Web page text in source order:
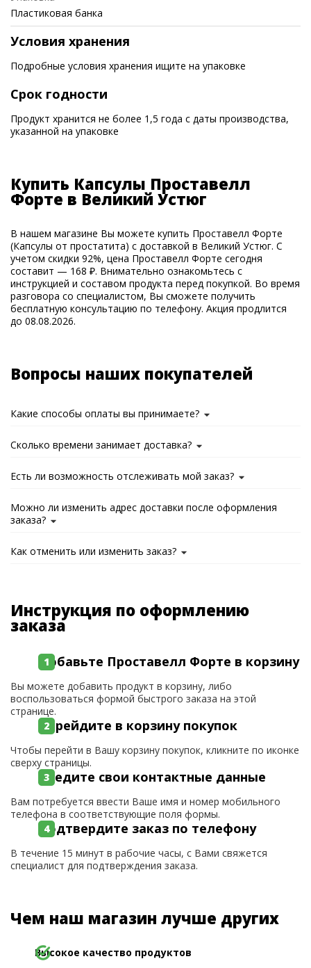
Пластиковая банка
Условия хранения
Подробные условия хранения ищите на упаковке
Срок годности
Продукт хранится не более 1,5 года с даты производства,
указанной на упаковке
Купить Капсулы Проставелл
Форте в Великий Устюг
В нашем магазине Вы можете купить Проставелл Форте
(Капсулы от простатита) с доставкой в Великий Устюг. С
учетом скидки 92%, цена Проставелл Форте сегодня
составит — 168 ₽. Внимательно ознакомьтесь с
инструкцией и составом продукта перед покупкой. Во время
разговора со специалистом, Вы сможете получить
бесплатную консультацию по телефону. Акция продлится
до 08.08.2026.
Вопросы наших покупателей
Какие способы оплаты вы принимаете?
Сколько времени занимает доставка?
Есть ли возможность отслеживать мой заказ?
Можно ли изменить адрес доставки после оформления
заказа?
Как отменить или изменить заказ?
Инструкция по оформлению
заказа
Добавьте Проставелл Форте в корзину
Вы можете добавить продукт в корзину, либо
воспользоваться формой быстрого заказа на этой
странице.
Перейдите в корзину покупок
Чтобы перейти в Вашу корзину покупок, кликните по иконке
сверху страницы.
Введите свои контактные данные
Вам потребуется ввести Ваше имя и номер мобильного
телефона в соответствующие поля формы.
Подтвердите заказ по телефону
В течение 15 минут в рабочие часы, с Вами свяжется
специалист для подтверждения заказа.
Чем наш магазин лучше других
Высокое качество продуктов